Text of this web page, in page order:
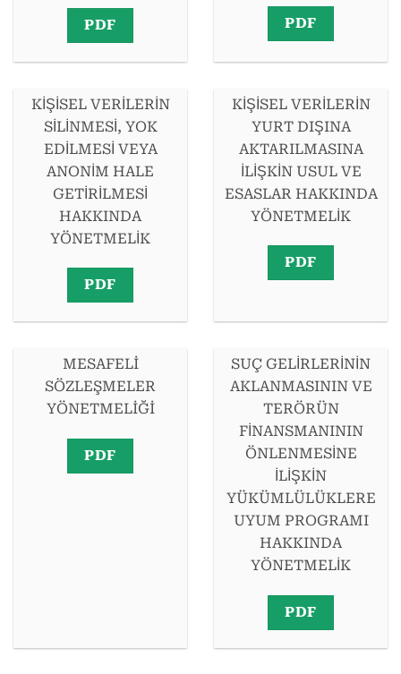
PDF PDF
KİŞİSEL VERİLERİN
SİLİNMESİ, YOK
EDİLMESİ VEYA
ANONİM HALE
GETİRİLMESİ
HAKKINDA
YÖNETMELİK
PDF
KİŞİSEL VERİLERİN
YURT DIŞINA
AKTARILMASINA
İLİŞKİN USUL VE
ESASLAR HAKKINDA
YÖNETMELİK
PDF
MESAFELİ
SÖZLEŞMELER
YÖNETMELİĞİ
PDF
SUÇ GELİRLERİNİN
AKLANMASININ VE
TERÖRÜN
FİNANSMANININ
ÖNLENMESİNE
İLİŞKİN
YÜKÜMLÜLÜKLERE
UYUM PROGRAMI
HAKKINDA
YÖNETMELİK
PDF